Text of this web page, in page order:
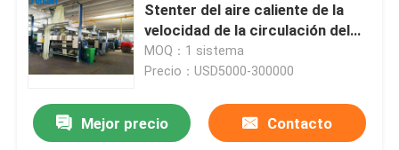
Contactos
Productos
Stenter del aire caliente de la
velocidad de la circulación del
aire caliente para las sábanas
MOQ：1 sistema
Precio：USD5000-300000
Mejor precio Contacto